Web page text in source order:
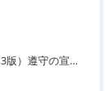
中小M＆Aガイドライン（第3版）遵守の宣言に関するお知らせ